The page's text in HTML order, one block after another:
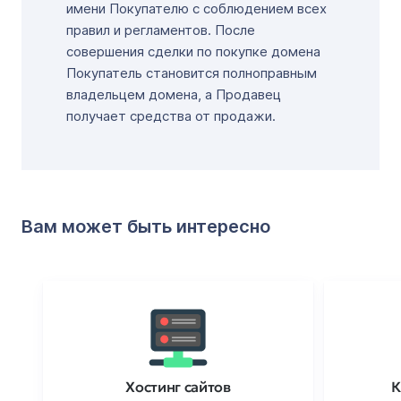
имени Покупателю с соблюдением всех
правил и регламентов. После
совершения сделки по покупке домена
Покупатель становится полноправным
владельцем домена, а Продавец
получает средства от продажи.
Вам может быть интересно
Хостинг сайтов